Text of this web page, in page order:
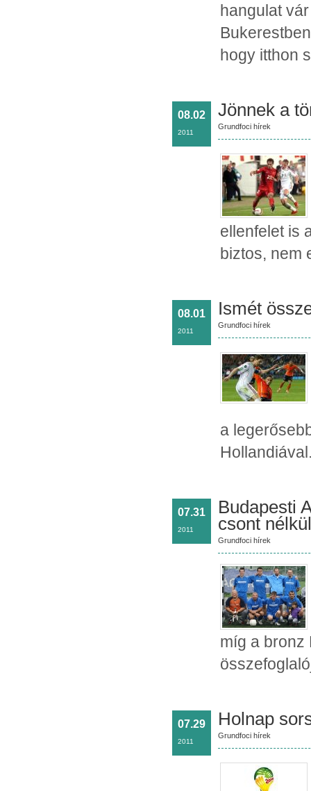
hangulat
hogy itthon
08.02
2011
Jönnek a
Grundfoci hírek
ellenfelet is
biztos, nem
08.01
2011
Ismét
Grundfoci hírek
a
07.31
2011
Budapesti
csont
Grundfoci hírek
míg a bronz
07.29
2011
Holnap
Grundfoci hírek